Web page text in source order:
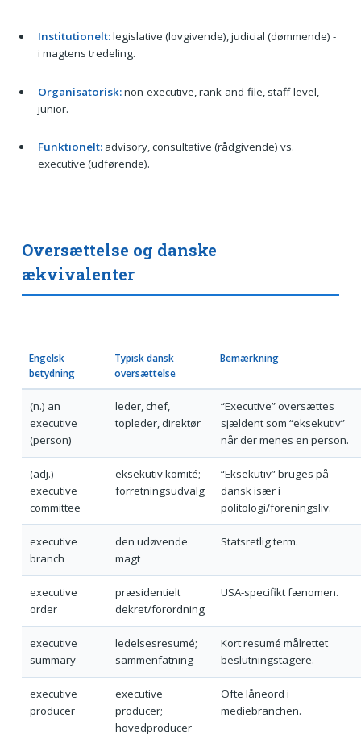
Institutionelt:legislative (lovgivende), judicial (dømmende) -
i magtens tredeling.
Organisatorisk:non-executive, rank-and-file, staff-level,
junior.
Funktionelt:advisory, consultative (rådgivende) vs.
executive (udførende).
Oversættelse og danske
ækvivalenter
Engelsk
betydning
Typisk dansk
oversættelse
Bemærkning
(n.) an
executive
(person)
leder, chef,
topleder, direktør
“Executive” oversættes
sjældent som “eksekutiv”
når der menes en person.
(adj.)
executive
committee
eksekutiv komité;
forretningsudvalg
“Eksekutiv” bruges på
dansk især i
politologi/foreningsliv.
executive
branch
den udøvende
magt
Statsretlig term.
executive
order
præsidentielt
dekret/forordning
USA-specifikt fænomen.
executive
summary
ledelsesresumé;
sammenfatning
Kort resumé målrettet
beslutningstagere.
executive
producer
executive
producer;
hovedproducer
Ofte låneord i
mediebranchen.